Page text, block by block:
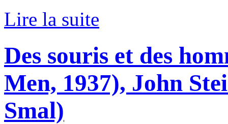
Lire la suite
Des souris et des
Men, 1937), John
Smal)